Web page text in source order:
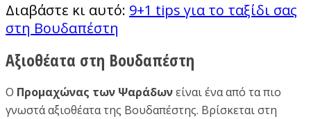
Διαβάστε κι αυτό: 9+1 tips για το ταξίδι σας
στη Βουδαπέστη
Αξιοθέατα στη Βουδαπέστη
Ο Προμαχώνας των Ψαράδωνείναι ένα από τα πιο
γνωστά αξιοθέατα της Βουδαπέστης. Βρίσκεται στη